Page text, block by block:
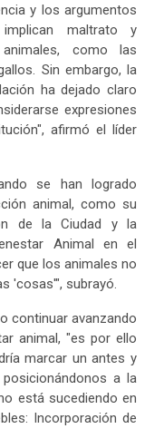
y los argumentos
maltrato y
como las
Sin embargo, la
ha dejado claro
expresiones
afirmó el líder
se han logrado
animal, como su
de la Ciudad y la
Animal en el
que los animales no
'cosas'", subrayó.
continuar avanzando
animal, "es por ello
marcar un antes y
a la
está sucediendo en
Incorporación de